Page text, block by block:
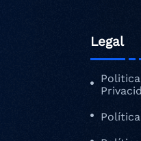
Legal